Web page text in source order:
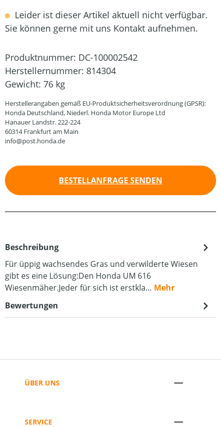
Leider ist dieser Artikel aktuell nicht verfügbar.
Sie können gerne mit uns Kontakt aufnehmen.
Produktnummer: DC-100002542
Herstellernummer: 814304
Gewicht: 76 kg
Herstellerangaben gemäß EU-Produktsicherheitsverordnung (GPSR):
Honda Deutschland, Niederl. Honda Motor Europe Ltd
Hanauer Landstr. 222-224
60314 Frankfurt am Main
info@post.honda.de
BESTELLANFRAGE SENDEN
Beschreibung
Für üppig wachsendes Gras und verwilderte Wiesen
gibt es eine Lösung:Den Honda UM 616
Wiesenmäher.Jeder für sich ist erstkla… Mehr
Bewertungen
ÜBER UNS
SERVICE